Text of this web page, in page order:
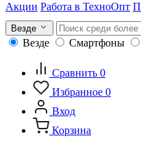
Акции Работа в ТехноОпт
Везде
Везде Смартфоны
Сравнить 0
Избранное 0
Вход
Корзина